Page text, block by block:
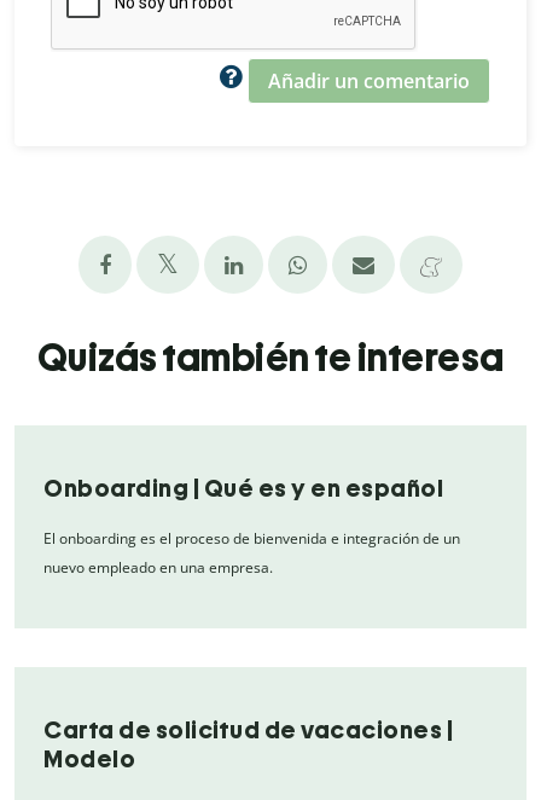
Añadir un comentario
Quizás también te interesa
Onboarding | Qué es y en español
El onboarding es el proceso de bienvenida e integración de un
nuevo empleado en una empresa.
Carta de solicitud de vacaciones |
Modelo